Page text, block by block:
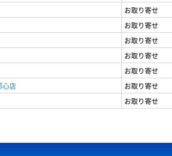
お取り寄せ
お取り寄せ
お取り寄せ
お取り寄せ
お取り寄せ
心店
お取り寄せ
お取り寄せ